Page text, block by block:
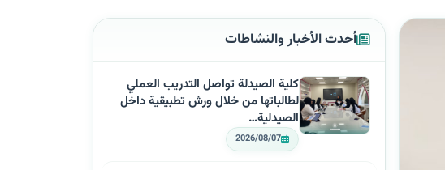
أحدث الأخبار والنشاطات
كلية الصيدلة تواصل التدريب العملي
لطالباتها من خلال ورش تطبيقية داخل
الصيدلية…
2026/08/07